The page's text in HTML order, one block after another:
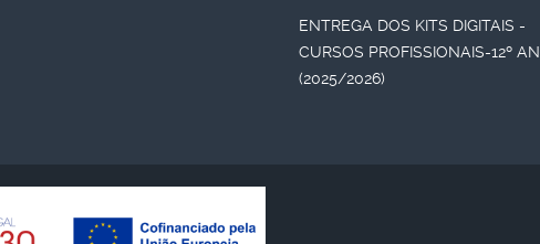
ENTREGA DOS KITS DIGITAIS -
CURSOS PROFISSIONAIS-12º
(2025/2026)